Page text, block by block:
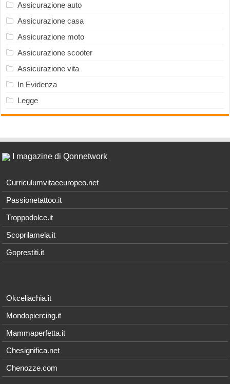
Assicurazione auto
Assicurazione casa
Assicurazione moto
Assicurazione scooter
Assicurazione vita
In Evidenza
Legge
I magazine di Qonnetwork
Curriculumvitaeeuropeo.net
Passionetattoo.it
Troppodolce.it
Scoprilamela.it
Goprestiti.it
Okceliachia.it
Mondopiercing.it
Mammaperfetta.it
Chesignifica.net
Chenozze.com